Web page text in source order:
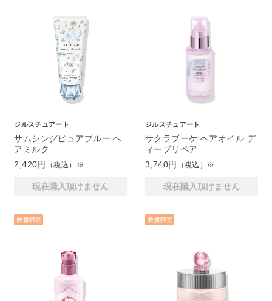
ジルスチュアート
サムシングピュアブルー ヘ
アミルク
2,420円
（税込）※
現在購入頂けません
ジルスチュアート
サクラブーケ ヘアオイル デ
ィープリペア
3,740円
（税込）※
現在購入頂けません